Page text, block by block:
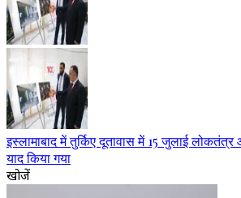
इस्लामाबाद में तुर्किए दूतावास में 15 जुलाई लोकतंत्र
याद किया गया
खोजें